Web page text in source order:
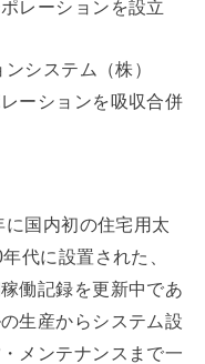
レーションを設立
システム（株）
ーションを吸収合併
国内初の住宅用太
代に設置された、
働記録を更新中であ
生産からシステム設
メンテナンスまで一